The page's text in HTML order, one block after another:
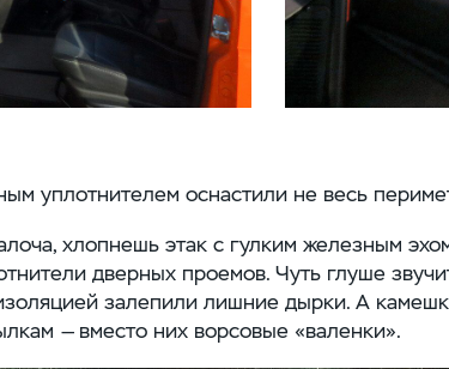
уплотнителем оснастили не весь
хлопнешь этак с гулким железным
дверных проемов. Чуть глуше
залепили лишние дырки. А
— вместо них ворсовые «валенки».